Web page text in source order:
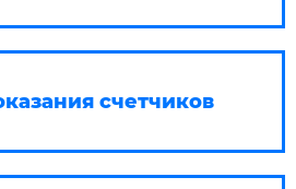
счетчиков